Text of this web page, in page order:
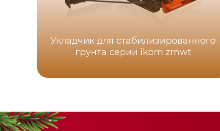
Укладчик для стабилизированного
грунта серии ikom zmwt